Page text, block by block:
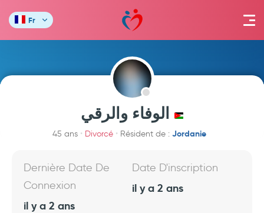
Fr
الوفاء والرقي
45 ans Divorcé Résident de : Jordanie
Dernière Date De
Connexion
il y a 2 ans
Date D'inscription
il y a 2 ans